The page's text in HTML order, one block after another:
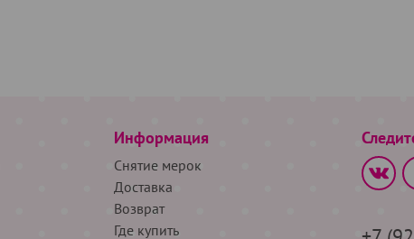
Информация
Снятие мерок
Доставка
Возврат
Где купить